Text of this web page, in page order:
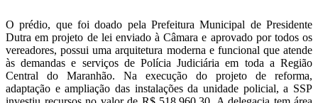
O prédio, que foi doado pela Prefeitura Municipal de Presidente
Dutra em projeto de lei enviado à Câmara e aprovado por todos os
vereadores, possui uma arquitetura moderna e funcional que atende
às demandas e serviços de Polícia Judiciária em toda a Região
Central do Maranhão. Na execução do projeto de reforma,
adaptação e ampliação das instalações da unidade policial, a SSP